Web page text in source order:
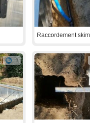
Raccordement
1